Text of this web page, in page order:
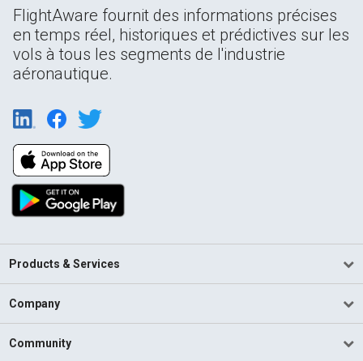
FlightAware fournit des informations précises
en temps réel, historiques et prédictives sur les
vols à tous les segments de l'industrie
aéronautique.
Products & Services
Company
Community